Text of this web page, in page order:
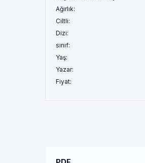
Ağırlık:
Ciltli:
Dizi:
sınıf:
Yaş:
Yazar:
Fiyat: